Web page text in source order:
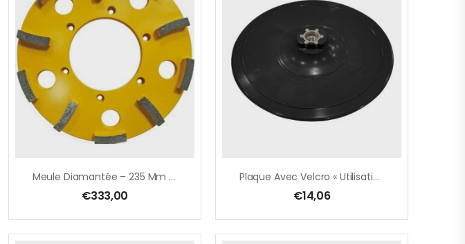
Meule Diamantée – 235 Mm – Pour EBS 235.1- Pour Chappe – Jaune
€333,00
Plaque Avec Velcro « Utilisation À Eau Et À Sec » – M 14 – Ø 100 Mm
€14,06